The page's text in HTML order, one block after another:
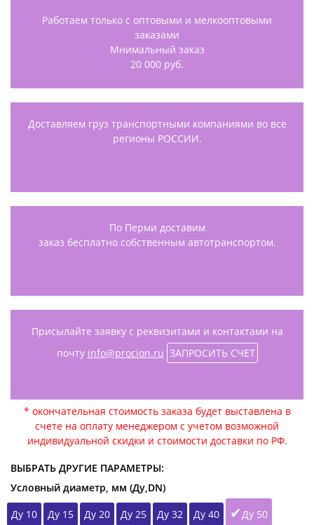
Работаем только с оптовыми и мелкооптовыми
заказами
Мнимальный заказ
20 000 руб.
Доставляем груз транспортными компаниями во все
регионы РОССИИ.
По Перми доставим
заказ бесплатно собственным автотранспортом.
Присылайте заявку с реквизитами и контактами на
почту info@procion.ru ЗАПРОСИТЬ СЧЕТ
* окончательная стоимость заказа будет выставлена в
счете на оплату менеджером с учетом возможной
индивидуальной скидки и стоимости доставки по РФ.
ВЫБРАТЬ ДРУГИЕ ПАРАМЕТРЫ:
Условный диаметр, мм (Ду,DN)
Ду 10
Ду 15 Ду 20 Ду 25 Ду 32 Ду 40 Ду 50